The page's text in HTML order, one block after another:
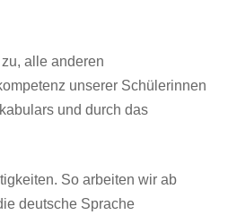
alle anderen
unserer Schülerinnen
und durch das
So arbeiten wir ab
deutsche Sprache